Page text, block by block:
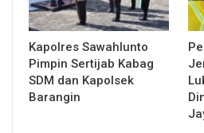
Kapolres Sawahlunto
Pimpin Sertijab Kabag
SDM dan Kapolsek
Barangin